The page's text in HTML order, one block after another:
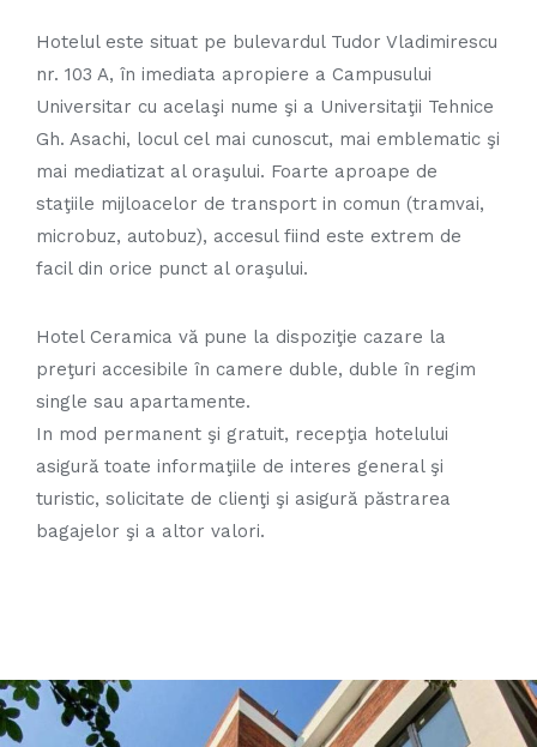
Hotelul este situat pe bulevardul Tudor Vladimirescu
nr. 103 A, în imediata apropiere a Campusului
Universitar cu acelaşi nume şi a Universitaţii Tehnice
Gh. Asachi, locul cel mai cunoscut, mai emblematic şi
mai mediatizat al oraşului. Foarte aproape de
staţiile mijloacelor de transport in comun (tramvai,
microbuz, autobuz), accesul fiind este extrem de
facil din orice punct al oraşului.
Hotel Ceramica vă pune la dispoziţie cazare la
preţuri accesibile în camere duble, duble în regim
single sau apartamente.
In mod permanent şi gratuit, recepţia hotelului
asigură toate informaţiile de interes general şi
turistic, solicitate de clienţi şi asigură păstrarea
bagajelor şi a altor valori.